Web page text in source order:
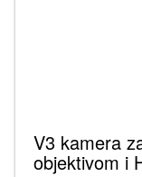
V3 kamera
objektivom i